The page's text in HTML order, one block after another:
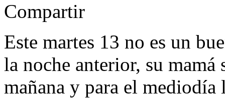
Compartir
Este martes 13 no es un
la noche anterior, su mamá
mañana y para el mediodía